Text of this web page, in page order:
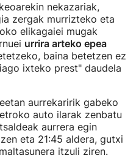
nekazariak,
zergak murrizteko eta
elikagaiei mugak
urrira arteko epea
baina betetzen ez
ixteko prest" daudela
aurrekaririk gabeko
auto ilarak zenbatu
aurrera egin
eta 21:45 aldera, gutxi
itzuli ziren.